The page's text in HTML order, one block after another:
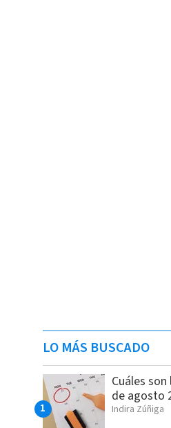
LO MÁS BUSCADO
Cuáles
de agosto
Indira Zúñiga